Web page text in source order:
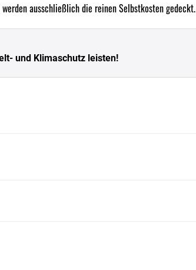
ausschließlich die reinen Selbstkosten gedeckt.
und Klimaschutz leisten!